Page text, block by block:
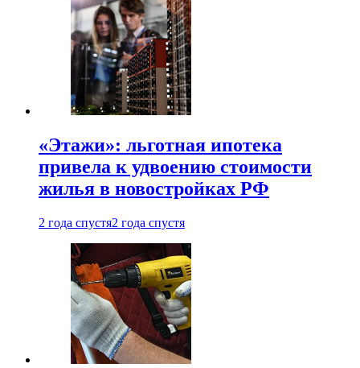
«Этажи»: льготная ипотека
привела к удвоению стоимости
жилья в новостройках РФ
2 года спустя2 года спустя